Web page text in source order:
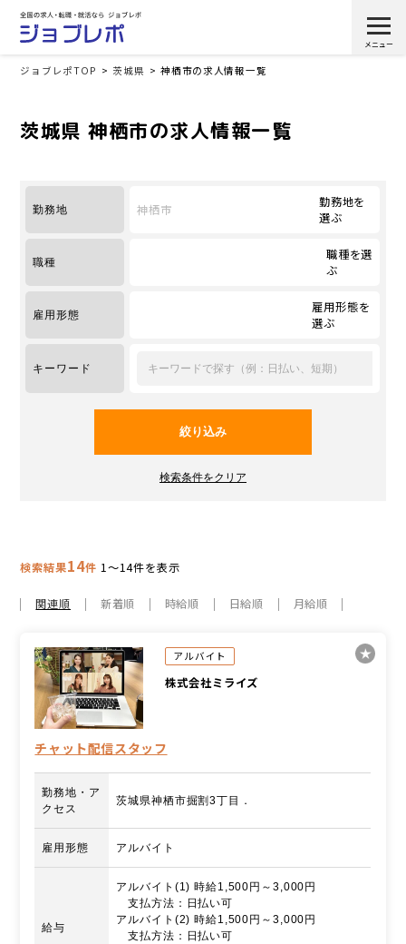
ジョブレポTOP 茨城県 神栖市の求人情報一覧
茨城県 神栖市の求人情報一覧
勤務地 神栖市
勤務地を
選ぶ
職種
職種を選
ぶ
雇用形態
雇用形態を
選ぶ
キーワード
検索結果14件 1～14件を表示
関連順 新着順 時給順 日給順 月給順
アルバイト
株式会社ミライズ
チャット配信スタッフ
勤務地・ア
クセス
茨城県神栖市掘割3丁目．
雇用形態 アルバイト
給与
アルバイト(1) 時給1,500円～3,000円
支払方法：日払い可
アルバイト(2) 時給1,500円～3,000円
支払方法：日払い可